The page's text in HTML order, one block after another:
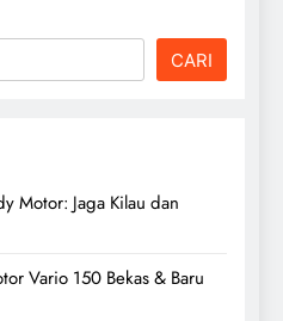
CARI
Motor: Jaga Kilau dan
Vario 150 Bekas & Baru